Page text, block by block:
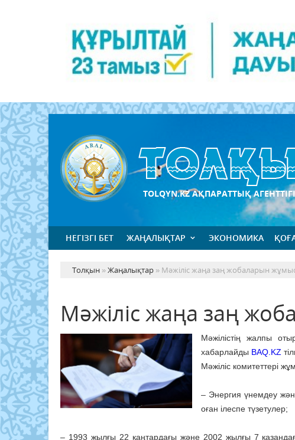
TOLQYN.KZ АҚПАРАТТЫҚ АГЕНТТІГІ
НЕГІЗГІ БЕТ ЖАҢАЛЫҚТАР ЭКОНОМИКА
Толқын »Жаңалықтар » Мәжіліс жаңа заң жобаларын
Мәжіліс жаңа заң
Мәжілістің жалпы
хабарлайды BAQ.KZ
Мәжіліс комитеттері
– Энергия үнемдеу
оған ілеспе түзетулер;
– 1993 жылғы 22 қаңтардағы және 2002 жылғы 7